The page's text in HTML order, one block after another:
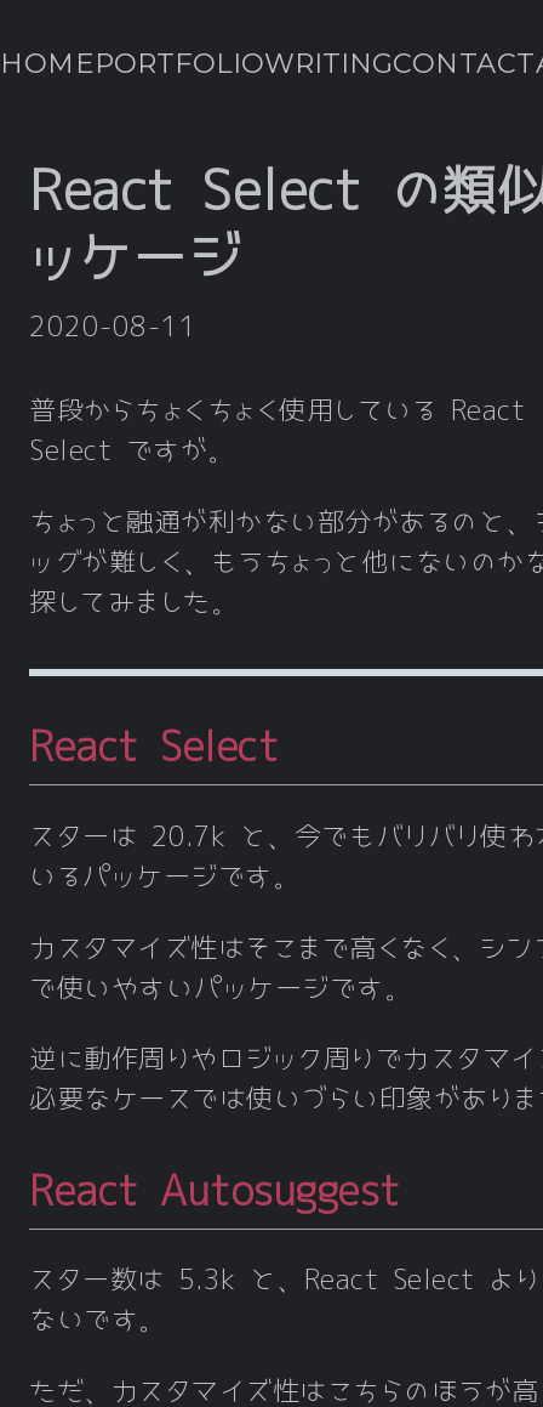
HOMEPORTFOLIOWRITINGCONTACT
React Select の類
ッケージ
2020-08-11
普段からちょくちょく使用している React
Select ですが。
ちょっと融通が利かない部分があるのと、
ッグが難しく、もうちょっと他にないのか
探してみました。
React Select
スターは 20.7k と、今でもバリバリ使わ
いるパッケージです。
カスタマイズ性はそこまで高くなく、シン
で使いやすいパッケージです。
逆に動作周りやロジック周りでカスタマイ
必要なケースでは使いづらい印象があり
React Autosuggest
スター数は 5.3k と、React Select より
ないです。
ただ、カスタマイズ性はこちらのほうが高